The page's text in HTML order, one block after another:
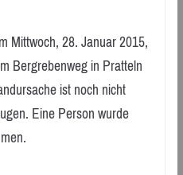
Mittwoch, 28. Januar 2015,
Bergrebenweg in Pratteln
ist noch nicht
Eine Person wurde